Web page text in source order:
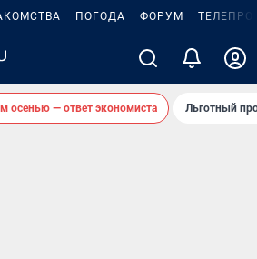
ПОГОДА ФОРУМ
осенью — ответ экономиста Льготный